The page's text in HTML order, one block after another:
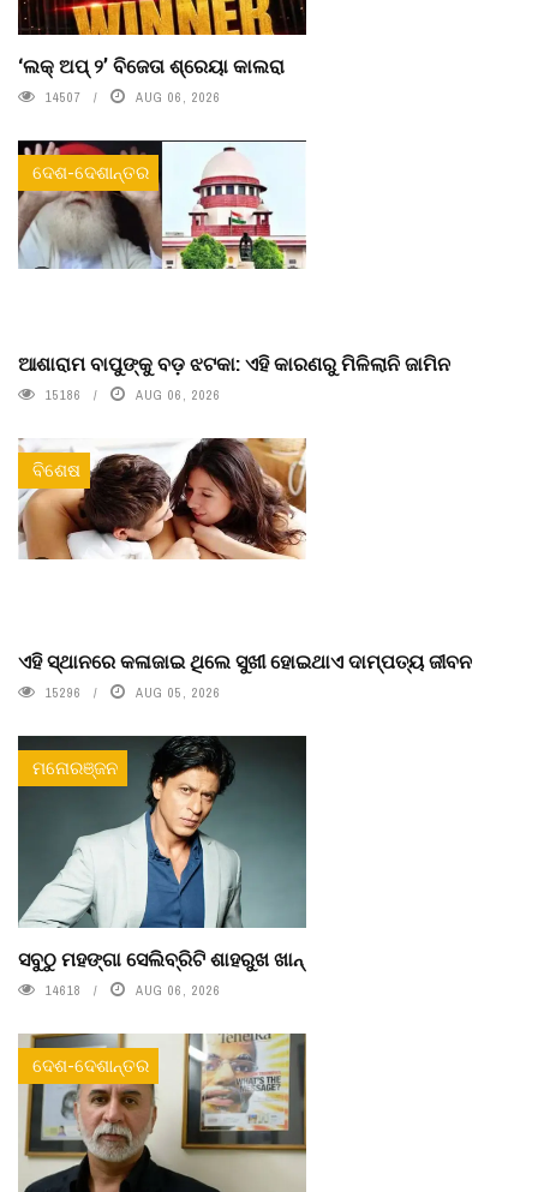
‘ଲକ୍ ଅପ୍ ୨’ ବିଜେତା ଶ୍ରେୟା କାଲରା
14507 AUG 06, 2026
ଦେଶ-ଦେଶାନ୍ତର
ଆଶାରାମ ବାପୁଙ୍କୁ ବଡ଼ ଝଟକା: ଏହି କାରଣରୁ ମିଳିଲାନି ଜାମିନ
15186 AUG 06, 2026
ବିଶେଷ
ଏହି ସ୍ଥାନରେ କଳାଜାଇ ଥିଲେ ସୁଖୀ ହୋଇଥାଏ ଦାମ୍ପତ୍ୟ ଜୀବନ
15296 AUG 05, 2026
ମନୋରଞ୍ଜନ
ସବୁଠୁ ମହଙ୍ଗା ସେଲିବ୍ରିଟି ଶାହରୁଖ ଖାନ୍
14618 AUG 06, 2026
ଦେଶ-ଦେଶାନ୍ତର